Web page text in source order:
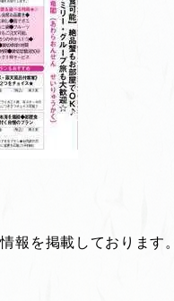
報を掲載しております。